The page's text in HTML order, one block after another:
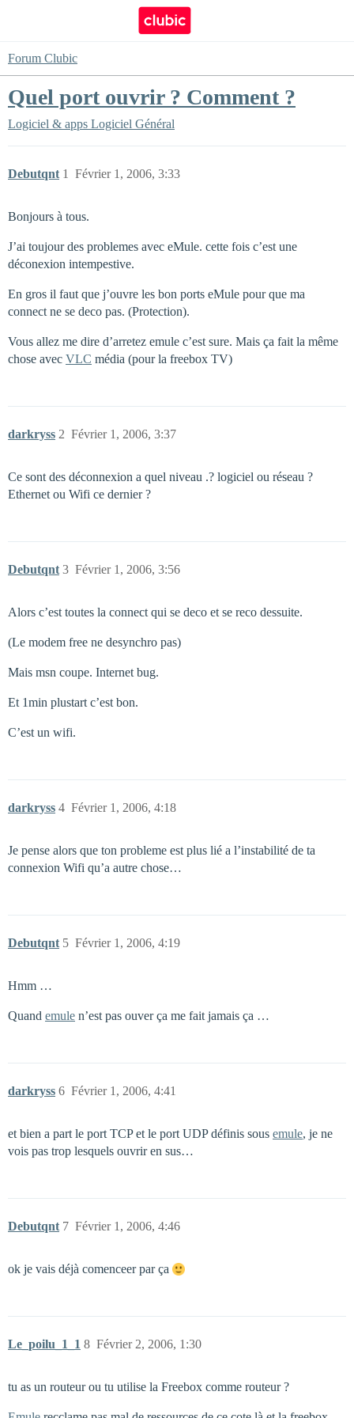
Forum Clubic
Quel port ouvrir ? Comment ?
Logiciel & apps Logiciel Général
Debutqnt Février 1, 2006, 3:33
1
Bonjours à tous.
J’ai toujour des problemes avec eMule. cette fois c’est une
déconexion intempestive.
En gros il faut que j’ouvre les bon ports eMule pour que ma
connect ne se deco pas. (Protection).
Vous allez me dire d’arretez emule c’est sure. Mais ça fait la même
chose avec VLC média (pour la freebox TV)
darkryss Février 1, 2006, 3:37
2
Ce sont des déconnexion a quel niveau .? logiciel ou réseau ?
Ethernet ou Wifi ce dernier ?
Debutqnt Février 1, 2006, 3:56
3
Alors c’est toutes la connect qui se deco et se reco dessuite.
(Le modem free ne desynchro pas)
Mais msn coupe. Internet bug.
Et 1min plustart c’est bon.
C’est un wifi.
darkryss Février 1, 2006, 4:18
4
Je pense alors que ton probleme est plus lié a l’instabilité de ta
connexion Wifi qu’a autre chose…
Debutqnt Février 1, 2006, 4:19
5
Hmm …
Quand emule n’est pas ouver ça me fait jamais ça …
darkryss Février 1, 2006, 4:41
6
et bien a part le port TCP et le port UDP définis sous emule, je ne
vois pas trop lesquels ouvrir en sus…
Debutqnt Février 1, 2006, 4:46
7
ok je vais déjà comenceer par ça
Le_poilu_1_1 Février 2, 2006, 1:30
8
tu as un routeur ou tu utilise la Freebox comme routeur ?